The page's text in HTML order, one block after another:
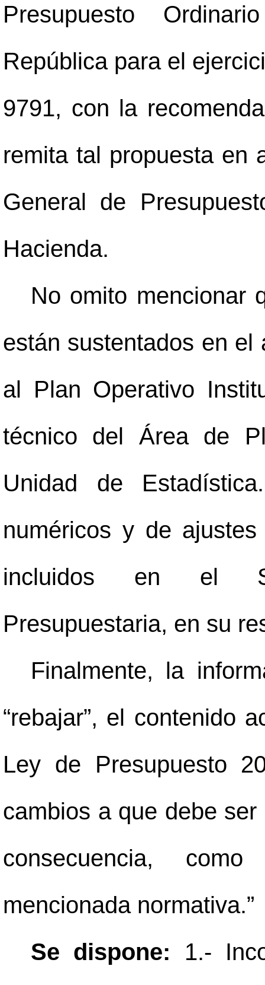
Presupuesto
República para el
9791, con la
remita tal propuesta en
General de
Hacienda.
No omito mencionar
están sustentados en el
al Plan Operativo
técnico del Área de
Unidad de
numéricos y de
incluidos en el
Presupuestaria, en su
Finalmente, la
“rebajar”, el contenido
Ley de Presupuesto
cambios a que debe
consecuencia,
mencionada normativa.”
Se dispone: 1.-